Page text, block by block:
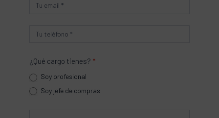
¿Qué cargo tienes? *
Soy profesional
Soy jefe de compras